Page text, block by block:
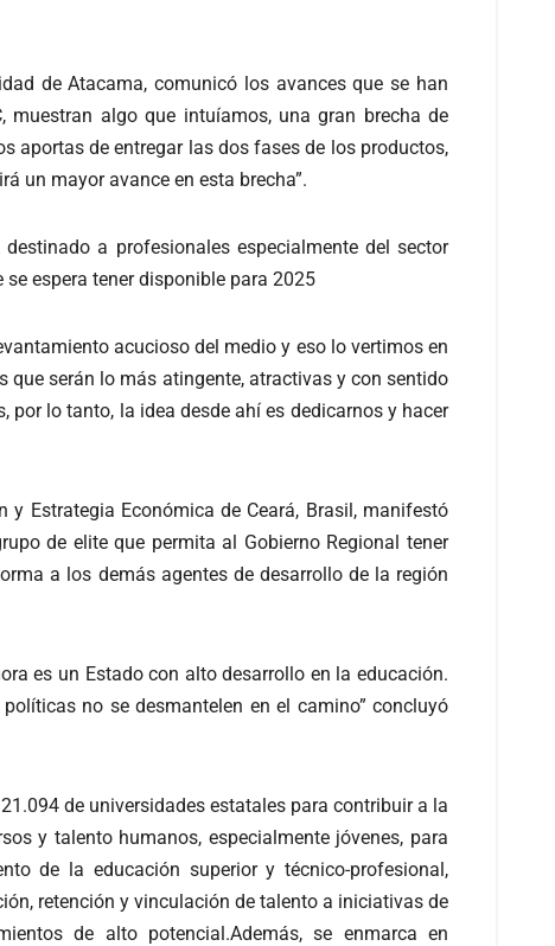
de Atacama, comunicó los avances que se han
algo que intuíamos, una gran brecha de
aportas de entregar las dos fases de los productos,
un mayor avance en esta brecha”.
a profesionales especialmente del sector
espera tener disponible para 2025
acucioso del medio y eso lo vertimos en
serán lo más atingente, atractivas y con sentido
lo tanto, la idea desde ahí es dedicarnos y hacer
Estrategia Económica de Ceará, Brasil, manifestó
de elite que permita al Gobierno Regional tener
a los demás agentes de desarrollo de la región
es un Estado con alto desarrollo en la educación.
no se desmantelen en el camino” concluyó
de universidades estatales para contribuir a la
y talento humanos, especialmente jóvenes, para
de la educación superior y técnico-profesional,
retención y vinculación de talento a iniciativas de
de alto potencial.Además, se enmarca en